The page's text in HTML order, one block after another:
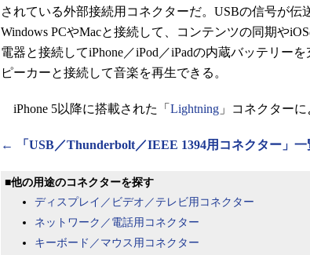
されている外部接続用コネクターだ。USBの信号が伝
Windows PCやMacと接続して、コンテンツの同期や
電器と接続してiPhone／iPod／iPadの内蔵バッテリー
ピーカーと接続して音楽を再生できる。
iPhone 5以降に搭載された「 Lightning 」コネクター
← 「USB／Thunderbolt／IEEE 1394用コネクター」一
■他の用途のコネクターを探す
ディスプレイ／ビデオ／テレビ用コネクター
ネットワーク／電話用コネクター
キーボード／マウス用コネクター